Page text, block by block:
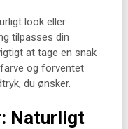
look eller
tilpasses din
at tage en snak
og forventet
du ønsker.
Naturligt